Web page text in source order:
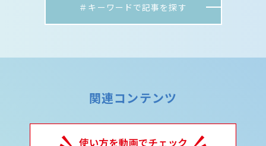
＃キーワードで記事を探す
関連コンテンツ